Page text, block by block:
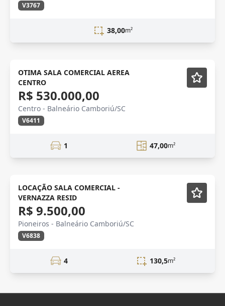
V3767
38,00m²
CENTRO
OTIMA SALA COMERCIAL AEREA
CENTRO
R$ 530.000,00
Centro - Balneário Camboriú/SC
V6411
1 47,00m²
Novidade
LOCAÇÃO SALA COMERCIAL -
VERNAZZA RESID
R$ 9.500,00
Pioneiros - Balneário Camboriú/SC
V6838
4 130,5m²